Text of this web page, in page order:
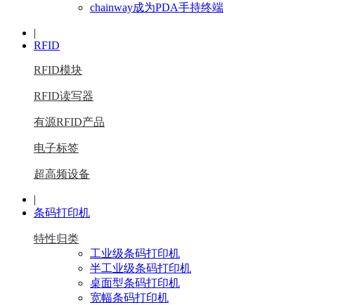
chainway成为PDA手持终端
|
RFID
RFID模块
RFID读写器
有源RFID产品
电子标签
超高频设备
|
条码打印机
特性归类
工业级条码打印机
半工业级条码打印机
桌面型条码打印机
宽幅条码打印机